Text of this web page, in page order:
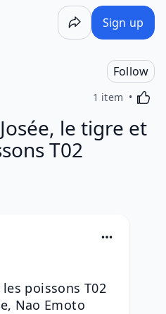
Sign up
Follow
1 item
le tigre et
T02
poissons T02
Nao Emoto